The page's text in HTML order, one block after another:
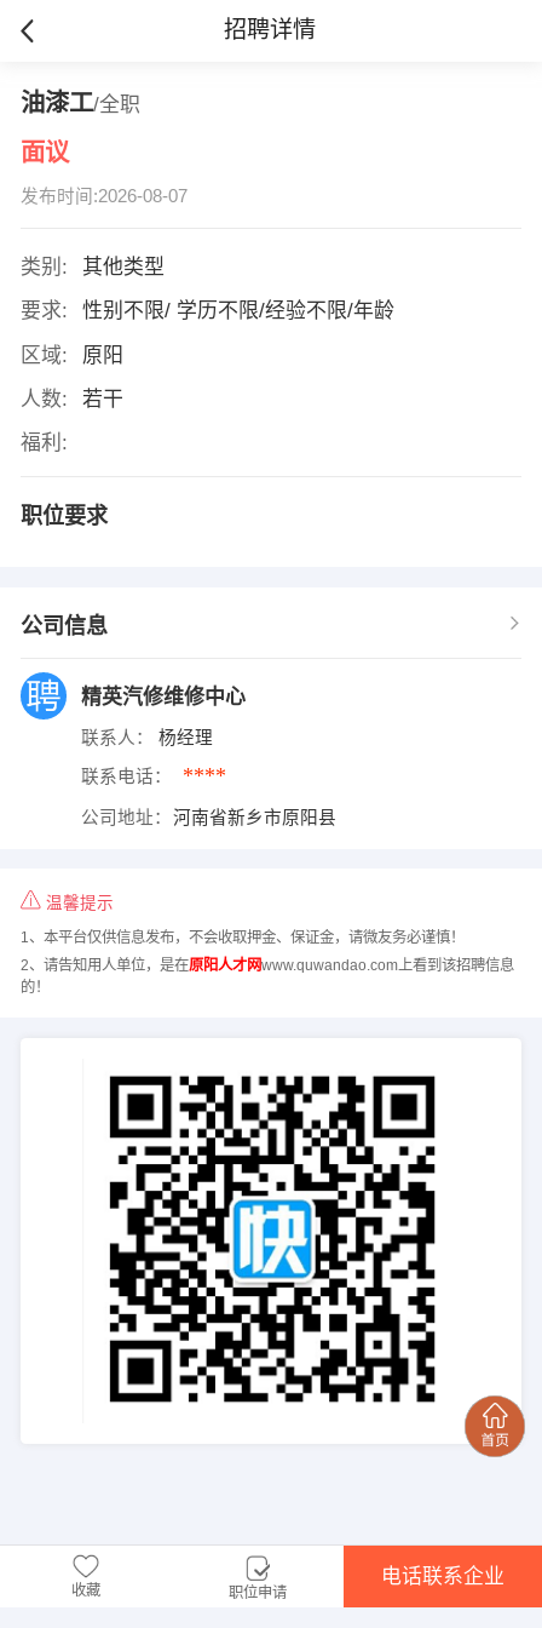
招聘详情
油漆工/全职
面议
发布时间:2026-08-07
类别:
其他类型
要求:
性别不限/ 学历不限/经验不限/年龄
区域:
原阳
人数:
若干
福利:
职位要求
公司信息
精英汽修维修中心
联系人： 杨经理
联系电话： ****
公司地址： 河南省新乡市原阳县
温馨提示
1、本平台仅供信息发布，不会收取押金、保证金，请微友务必谨慎！
2、请告知用人单位，是在原阳人才网www.quwandao.com上看到该招聘信息
的！
收藏 职位申请
电话联系企业